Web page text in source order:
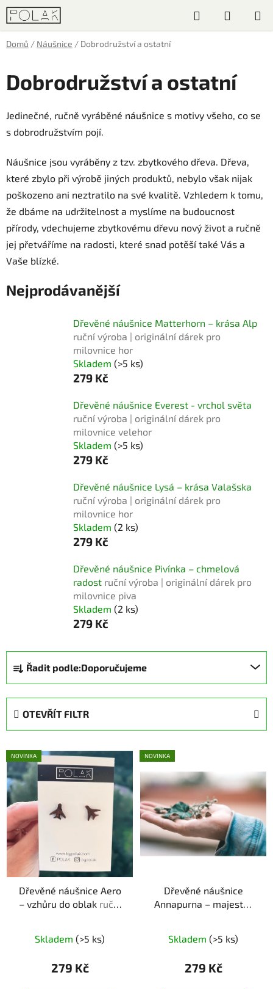
Přejít
obsah
Hledat
KOŠÍK
Domů / Náušnice / Dobrodružství a ostatní
Dobrodružství a ostatní
Jedinečné, ručně vyráběné náušnice s motivy všeho, co se
s dobrodružstvím pojí.
Náušnice jsou vyráběny z tzv. zbytkového dřeva. Dřeva,
které zbylo při výrobě jiných produktů, nebylo však nijak
poškozeno ani neztratilo na své kvalitě. Vzhledem k tomu,
že dbáme na udržitelnost a myslíme na budoucnost
přírody, vdechujeme zbytkovému dřevu nový život a ručně
jej přetváříme na radosti, které snad potěší také Vás a
Vaše blízké.
Nejprodávanější
Dřevěné náušnice Matterhorn – krása Alp
ruční výroba | originální dárek pro
milovnice hor
Skladem (>5 ks)
279 Kč
Dřevěné náušnice Everest - vrchol světa
ruční výroba | originální dárek pro
milovnice velehor
Skladem (>5 ks)
279 Kč
Dřevěné náušnice Lysá – krása Valašska
ruční výroba | originální dárek pro
milovnice hor
Skladem (2 ks)
279 Kč
Dřevěné náušnice Pivínka – chmelová
radost ruční výroba | originální dárek pro
milovnice piva
Skladem (2 ks)
279 Kč
Ř
a
z
p
r
o
d
u
k
t
ů
Řadit podle:Doporučujeme
OTEVŘÍT FILTR
V
ý
p
i
s
p
r
o
d
NOVINKA
Dřevěné náušnice Aero
– vzhůru do oblak ruční
Skladem (>5 ks)
279 Kč
NOVINKA
Dřevěné náušnice
Annapurna – majestát
milovnice hor
Skladem (>5 ks)
279 Kč